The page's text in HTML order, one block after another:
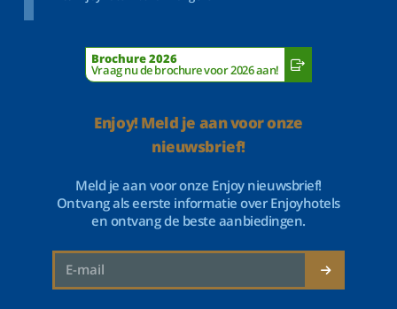
Brochure 2026
Vraag nu de brochure voor 2026 aan!
Enjoy! Meld je aan voor onze
nieuwsbrief!
Meld je aan voor onze Enjoy nieuwsbrief!
Ontvang als eerste informatie over Enjoyhotels
en ontvang de beste aanbiedingen.